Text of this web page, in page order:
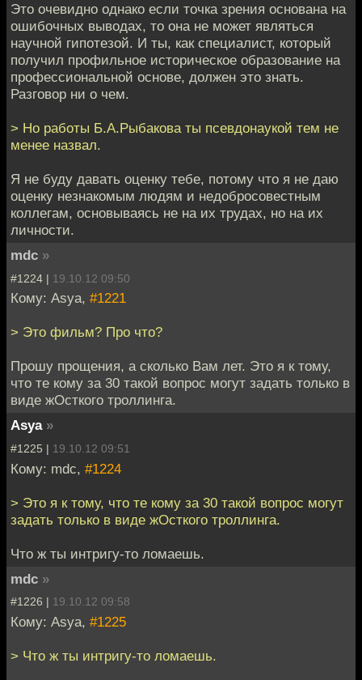
Это очевидно однако если точка зрения основана на
ошибочных выводах, то она не может являться
научной гипотезой. И ты, как специалист, который
получил профильное историческое образование на
профессиональной основе, должен это знать.
Разговор ни о чем.
> Но работы Б.А.Рыбакова ты псевдонаукой тем не
менее назвал.
Я не буду давать оценку тебе, потому что я не даю
оценку незнакомым людям и недобросовестным
коллегам, основываясь не на их трудах, но на их
личности.
mdc »
#1224 | 19.10.12 09:50
Кому: Asya, #1221
> Это фильм? Про что?
Прошу прощения, а сколько Вам лет. Это я к тому,
что те кому за 30 такой вопрос могут задать только в
виде жОсткого троллинга.
Asya »
#1225 | 19.10.12 09:51
Кому: mdc, #1224
> Это я к тому, что те кому за 30 такой вопрос могут
задать только в виде жОсткого троллинга.
Что ж ты интригу-то ломаешь.
mdc »
#1226 | 19.10.12 09:58
Кому: Asya, #1225
> Что ж ты интригу-то ломаешь.